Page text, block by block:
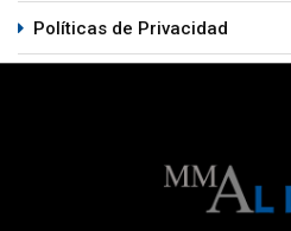
Políticas de Privacidad